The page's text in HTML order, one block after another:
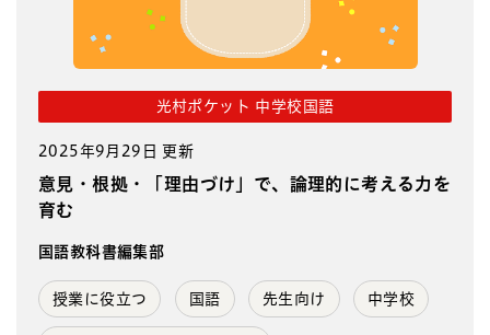
光村ポケット 中学校国語
2025年9月29日 更新
意見・根拠・「理由づけ」で、論理的に考える力を
育む
国語教科書編集部
授業に役立つ 国語 先生向け 中学校